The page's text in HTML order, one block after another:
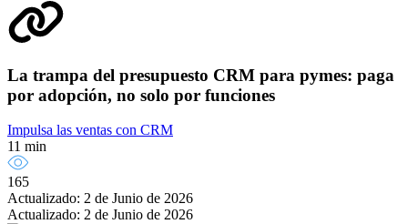
La trampa del presupuesto CRM para pymes: paga
por adopción, no solo por funciones
Impulsa las ventas con CRM
11 min
165
Actualizado: 2 de Junio de 2026
Actualizado: 2 de Junio de 2026